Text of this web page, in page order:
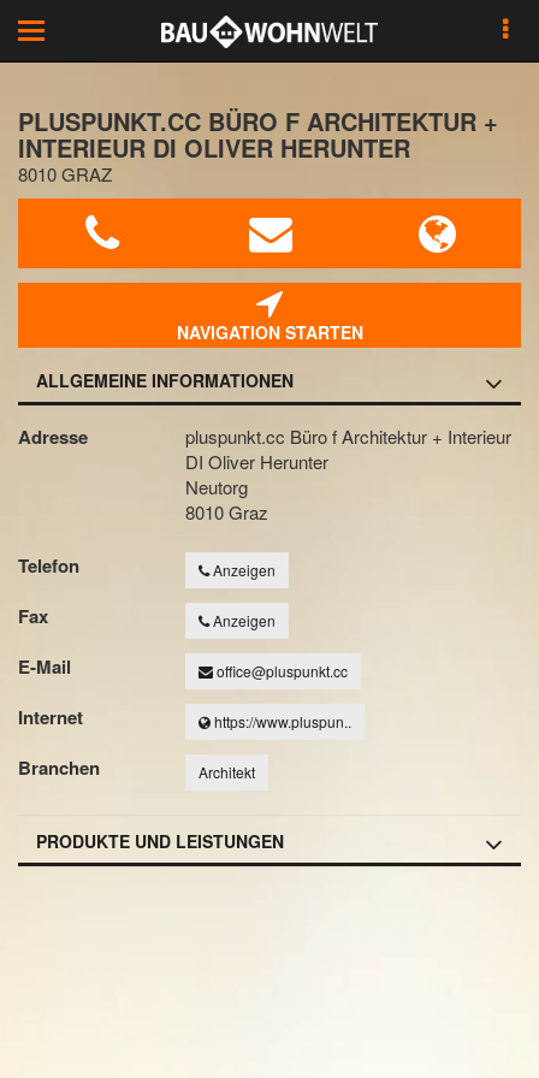
Toggle
navigation
PLUSPUNKT.CC BÜRO F ARCHITEKTUR +
INTERIEUR DI OLIVER HERUNTER
8010 GRAZ
NAVIGATION STARTEN
ALLGEMEINE INFORMATIONEN
Adresse
pluspunkt.cc Büro f Architektur + Interieur
DI Oliver Herunter
Neutorg
8010 Graz
Telefon Anzeigen
Fax Anzeigen
E-Mail office@pluspunkt.cc
Internet https://www.pluspun..
Branchen Architekt
PRODUKTE UND LEISTUNGEN